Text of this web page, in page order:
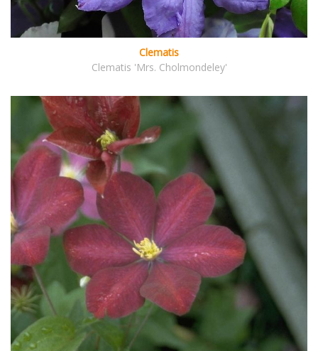
Clematis
Clematis 'Mrs. Cholmondeley'